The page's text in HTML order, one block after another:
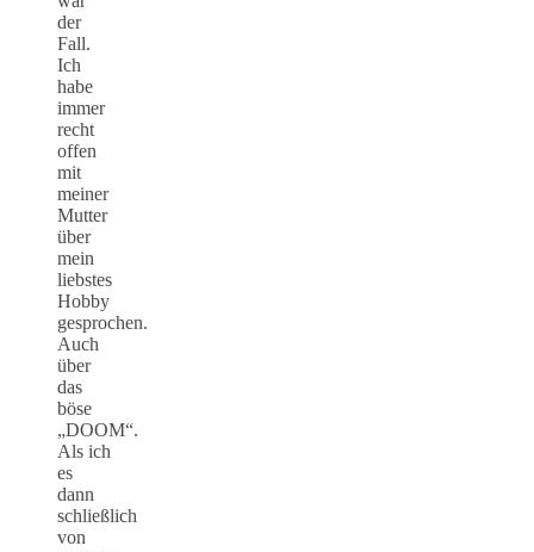
der
Fall.
Ich
habe
immer
recht
offen
mit
meiner
Mutter
über
mein
liebstes
Hobby
gesprochen.
Auch
über
das
böse
„DOOM“.
Als ich
es
dann
schließlich
von